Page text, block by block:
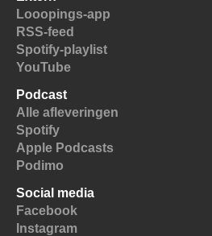
Looopings-app
RSS-feed
Spotify-playlist
YouTube
Podcast
Alle afleveringen
Spotify
Apple Podcasts
Podimo
Social media
Facebook
Instagram